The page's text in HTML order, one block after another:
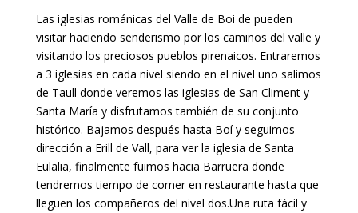
Las iglesias románicas del Valle de Boi de pueden
visitar haciendo senderismo por los caminos del valle y
visitando los preciosos pueblos pirenaicos. Entraremos
a 3 iglesias en cada nivel siendo en el nivel uno salimos
de Taull donde veremos las iglesias de San Climent y
Santa María y disfrutamos también de su conjunto
histórico. Bajamos después hasta Boí y seguimos
dirección a Erill de Vall, para ver la iglesia de Santa
Eulalia, finalmente fuimos hacia Barruera donde
tendremos tiempo de comer en restaurante hasta que
lleguen los compañeros del nivel dos.Una ruta fácil y